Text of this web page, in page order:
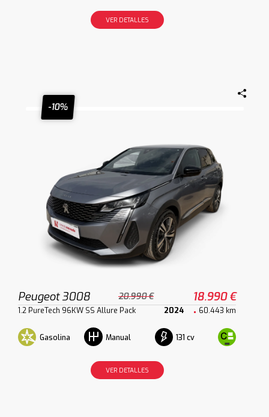
VER DETALLES
-10%
Peugeot 3008 20.990 € 18.990 €
1.2 PureTech 96KW SS Allure Pack 2024 60.443 km
Gasolina Manual 131 cv
VER DETALLES